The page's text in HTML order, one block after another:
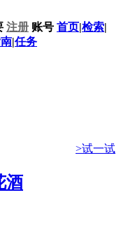
注册 账号 首页|检索|
|任务
>试一试
酒